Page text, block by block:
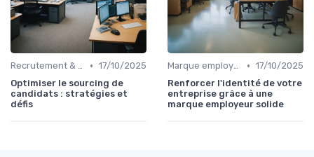
Recrutement & acquisition de talents • 17/10/2025
Optimiser le sourcing de
candidats : stratégies et
défis
Marque employeur & attractivité • 17/10/2025
Renforcer l'identité de votre
entreprise grâce à une
marque employeur solide